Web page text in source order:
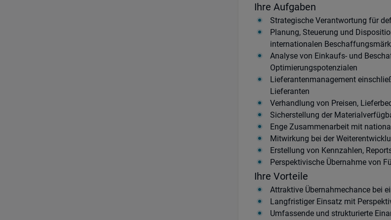
Ihre Aufgaben
Strategische Verantwortung für
Planung, Steuerung und
internationalen
Analyse von Einkaufs- und
Optimierungspotenzialen
Lieferantenmanagement
Lieferanten
Verhandlung von Preisen,
Sicherstellung der
Enge Zusammenarbeit mit
Mitwirkung bei der
Erstellung von Kennzahlen,
Perspektivische Übernahme von
Ihre Vorteile
Attraktive Übernahmechance bei
Langfristiger Einsatz mit
Umfassende und strukturierte